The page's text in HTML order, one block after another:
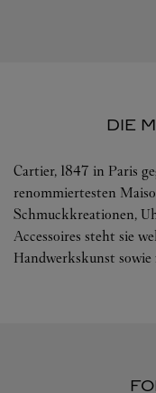
DIE
Cartier, 1847 in Paris
renommiertesten
Schmuckkreationen,
Accessoires steht sie
Handwerkskunst